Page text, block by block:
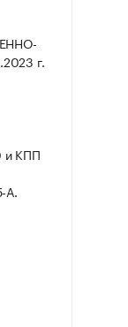
г.
и КПП
А.